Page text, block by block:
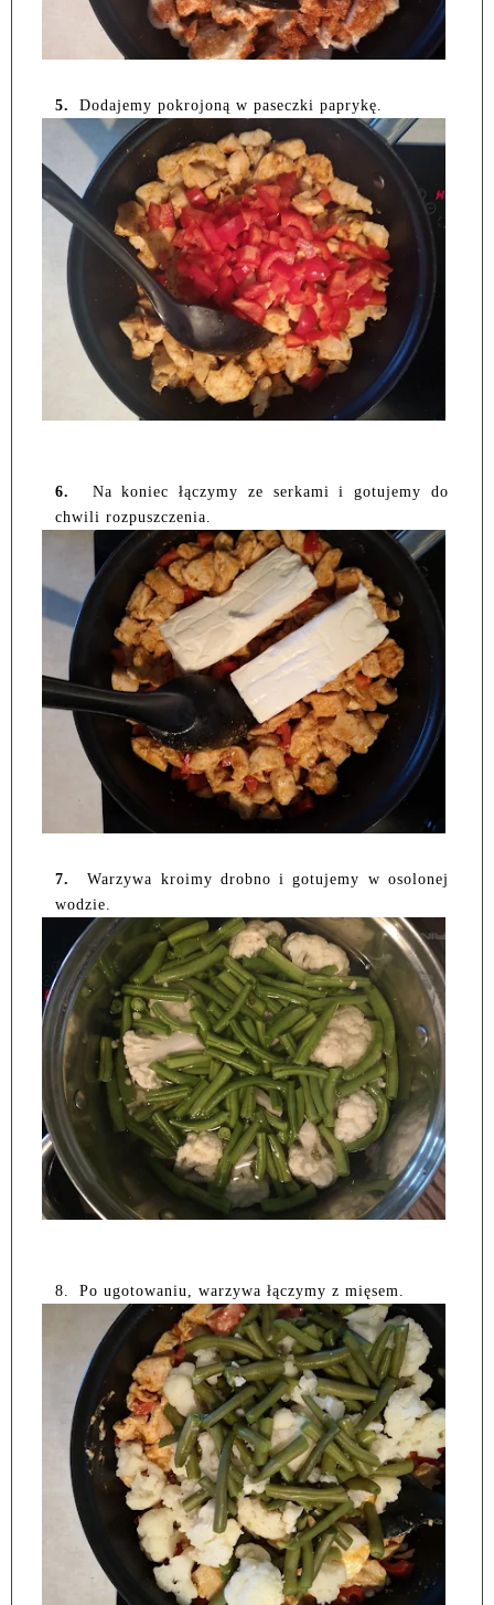
5. Dodajemy pokrojoną w paseczki paprykę.
6.
Na koniec łączymy ze serkami i gotujemy do
chwili rozpuszczenia.
7.
Warzywa kroimy drobno i gotujemy w osolonej
wodzie.
8. Po ugotowaniu, warzywa łączymy z mięsem.